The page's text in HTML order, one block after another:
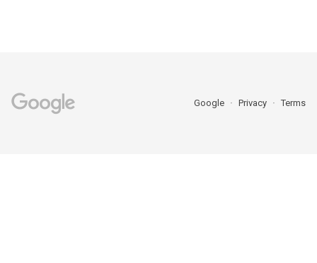
Google Privacy Terms